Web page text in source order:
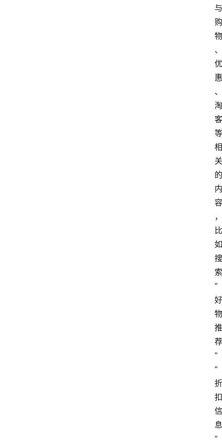
与
购
物
、
优
惠
、
淘
客
等
相
关
的
内
容
，
比
如
搜
索
“
好
物
推
荐
”
“
折
扣
信
息
”